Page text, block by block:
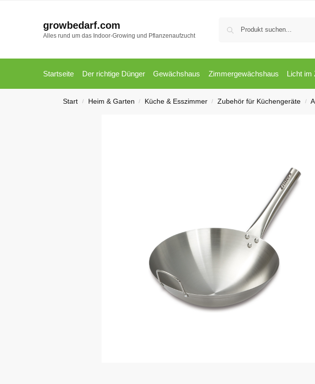
growbedarf.com
Alles rund um das Indoor-Growing und Pflanzenaufzucht
Startseite Der richtige Dünger Gewächshaus Zimmergewächshaus Licht im
Start / Heim & Garten / Küche & Esszimmer / Zubehör für Küchengeräte /